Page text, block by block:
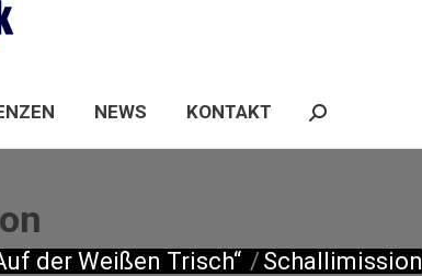
NEWS KONTAKT Search:
der Weißen Trisch“ Schallimission